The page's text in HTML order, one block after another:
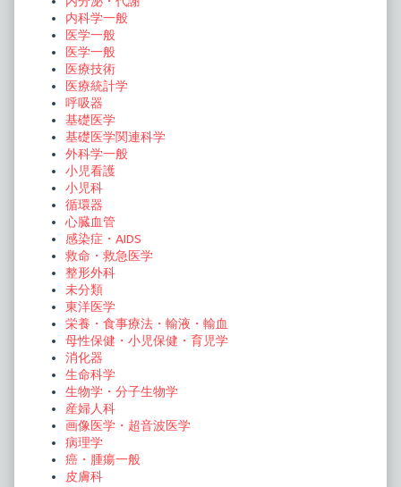
内科学一般
医学一般
医学一般
医療技術
医療統計学
呼吸器
基礎医学
基礎医学関連科学
外科学一般
小児看護
小児科
循環器
心臓血管
感染症・AIDS
救命・救急医学
整形外科
未分類
東洋医学
栄養・食事療法・輸液・輸血
母性保健・小児保健・育児学
消化器
生命科学
生物学・分子生物学
産婦人科
画像医学・超音波医学
病理学
癌・腫瘍一般
皮膚科